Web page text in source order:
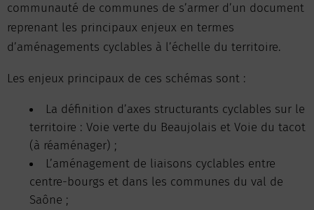
communauté de communes de s’armer d’un document
reprenant les principaux enjeux en termes
d’aménagements cyclables à l’échelle du territoire.
Les enjeux principaux de ces schémas sont :
La définition d’axes structurants cyclables sur le
territoire : Voie verte du Beaujolais et Voie du tacot
(à réaménager) ;
L’aménagement de liaisons cyclables entre
centre-bourgs et dans les communes du val de
Saône ;